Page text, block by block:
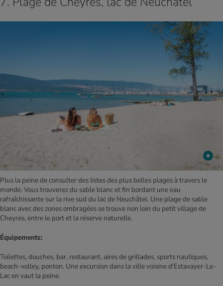
Plus la peine de consulter des listes des plus belles plages à travers le
monde. Vous trouverez du sable blanc et fin bordant une eau
rafraîchissante sur la rive sud du lac de Neuchâtel. Une plage de sable
blanc avec des zones ombragées se trouve non loin du petit village de
Cheyres, entre le port et la réserve naturelle.
Équipements:
Toilettes, douches, bar, restaurant, aires de grillades, sports nautiques,
beach-volley, ponton. Une excursion dans la ville voisine d'Estavayer-Le-
Lac en vaut la peine.